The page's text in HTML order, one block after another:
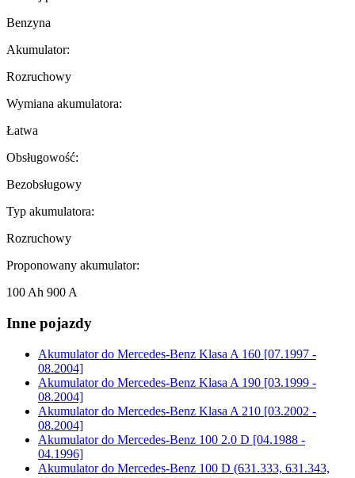
Benzyna
Akumulator:
Rozruchowy
Wymiana akumulatora:
Łatwa
Obsługowość:
Bezobsługowy
Typ akumulatora:
Rozruchowy
Proponowany akumulator:
100 Ah 900 A
Inne pojazdy
Akumulator do Mercedes-Benz Klasa A 160 [07.1997 -
08.2004]
Akumulator do Mercedes-Benz Klasa A 190 [03.1999 -
08.2004]
Akumulator do Mercedes-Benz Klasa A 210 [03.2002 -
08.2004]
Akumulator do Mercedes-Benz 100 2.0 D [04.1988 -
04.1996]
Akumulator do Mercedes-Benz 100 D (631.333, 631.343,